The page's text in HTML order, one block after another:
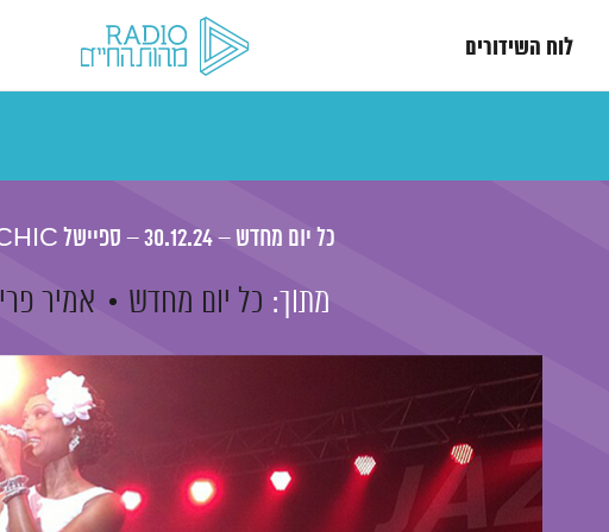
לוח השידורים
כל יום מחדש – 30.12.24 – ספיישל CHIC
מתוך: כל יום מחדש אמיר פרי